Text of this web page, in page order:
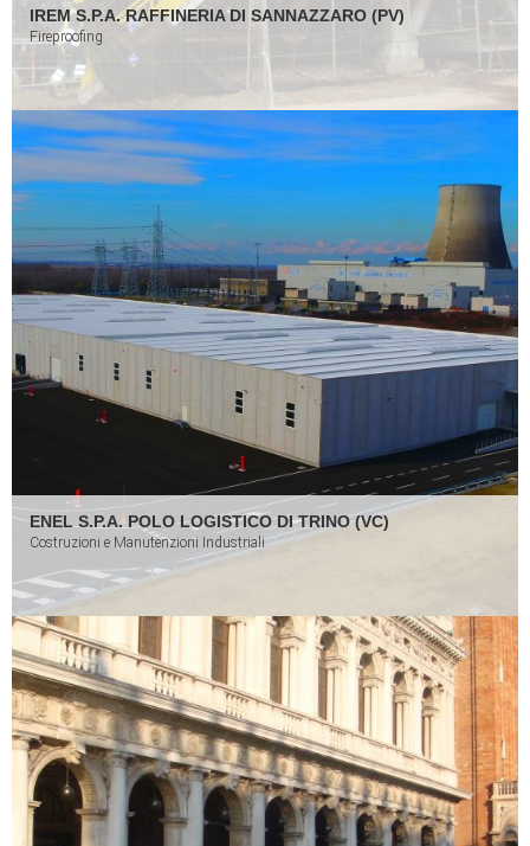
IREM S.P.A. RAFFINERIA DI SANNAZZARO (PV)
Fireproofing
ENEL S.P.A. POLO LOGISTICO DI TRINO (VC)
Costruzioni e Manutenzioni Industriali